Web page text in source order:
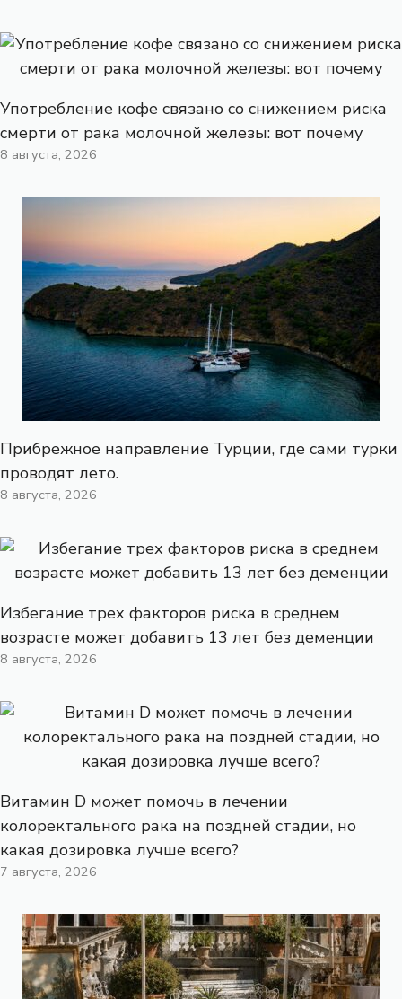
Употребление кофе связано со снижением риска
смерти от рака молочной железы: вот почему
8 августа, 2026
Прибрежное направление Турции, где сами турки
проводят лето.
8 августа, 2026
Избегание трех факторов риска в среднем
возрасте может добавить 13 лет без деменции
8 августа, 2026
Витамин D может помочь в лечении
колоректального рака на поздней стадии, но
какая дозировка лучше всего?
7 августа, 2026